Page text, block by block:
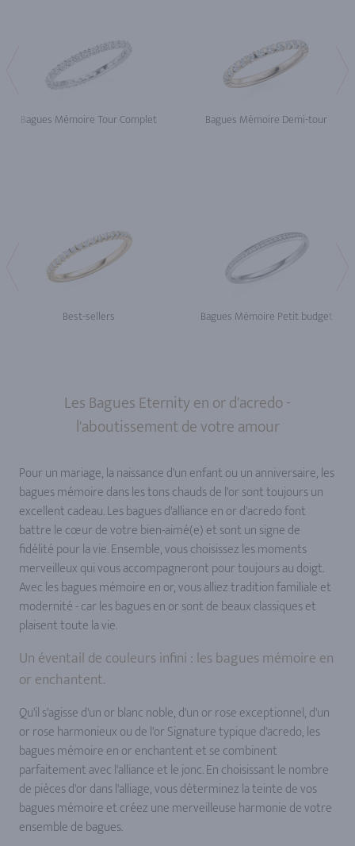
Bagues Mémoire Tour Complet Bagues Mémoire Demi-tour
Best-sellers Bagues Mémoire Petit budget
Les Bagues Eternity en or d'acredo -
l'aboutissement de votre amour
Pour un mariage, la naissance d'un enfant ou un anniversaire, les
bagues mémoire dans les tons chauds de l'or sont toujours un
excellent cadeau. Les bagues d'alliance en or d'acredo font
battre le cœur de votre bien-aimé(e) et sont un signe de
fidélité pour la vie. Ensemble, vous choisissez les moments
merveilleux qui vous accompagneront pour toujours au doigt.
Avec les bagues mémoire en or, vous alliez tradition familiale et
modernité - car les bagues en or sont de beaux classiques et
plaisent toute la vie.
Un éventail de couleurs infini : les bagues mémoire en
or enchantent.
Qu'il s'agisse d'un or blanc noble, d'un or rose exceptionnel, d'un
or rose harmonieux ou de l'or Signature typique d'acredo, les
bagues mémoire en or enchantent et se combinent
parfaitement avec l'alliance et le jonc. En choisissant le nombre
de pièces d'or dans l'alliage, vous déterminez la teinte de vos
bagues mémoire et créez une merveilleuse harmonie de votre
ensemble de bagues.